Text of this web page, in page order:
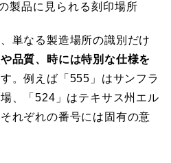
製品に見られる刻印場所
単なる製造場所の識別だけ
品質、時には特別な仕様を
。例えば「555」はサンフラ
、「524」はテキサス州エル
れぞれの番号には固有の意